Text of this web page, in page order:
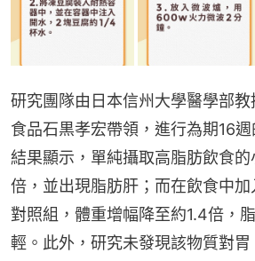
研究團隊由日本信州大學醫學部
食品石黒孝宏帶領，進行為期16
結果顯示，單純攝取高脂肪飲食
倍，並出現脂肪肝；而在飲食中
對照組，體重增幅降至約1.4倍，
輕。此外，研究未發現該物質對